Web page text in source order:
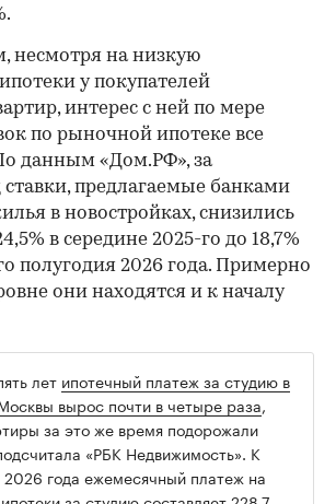
несмотря на низкую
у покупателей
интерес с ней по мере
по рыночной ипотеке все
данным «Дом.РФ», за
ставки, предлагаемые банками
в новостройках, снизились
в середине 2025-го до 18,7%
полугодия 2026 года. Примерно
они находятся и к началу
лет ипотечный платеж за студию в
вырос почти в четыре раза,
за это же время подорожали
«РБК Недвижимость». К
года ежемесячный платеж на